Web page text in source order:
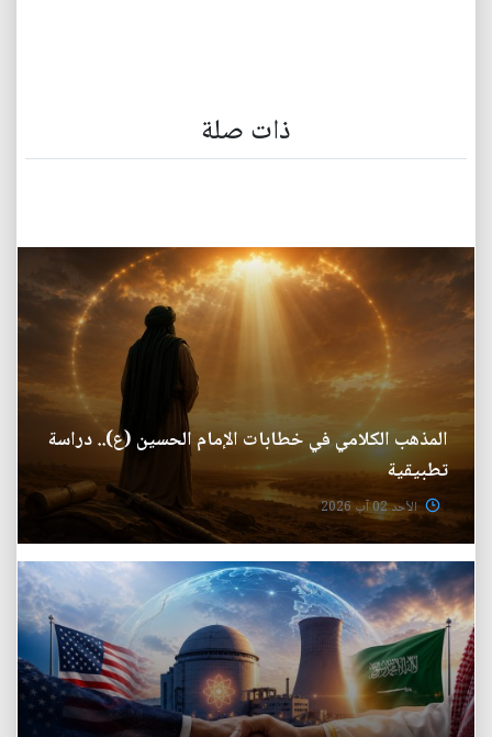
ذات صلة
المذهب الكلامي في خطابات الإمام الحسين (ع).. دراسة
تطبيقية
الأحد 02 آب 2026